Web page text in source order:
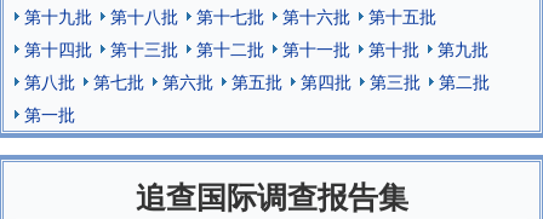
第十九批
第十八批 第十七批 第十六批
第十五批
第十四批
第十三批 第十二批 第十一批 第十批
第九批
第八批
第七批 第六批 第五批 第四批 第三批
第二批
第一批
追查国际调查报告集